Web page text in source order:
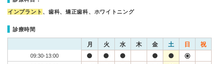
インプラント 、歯科、矯正歯科、ホワイトニング
診療時間
月 火 水 木 金 土 日 祝
09:30-13:00